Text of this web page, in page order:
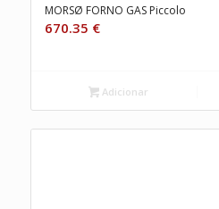
MORSØ FORNO GAS Piccolo
670.35 €
Adicionar